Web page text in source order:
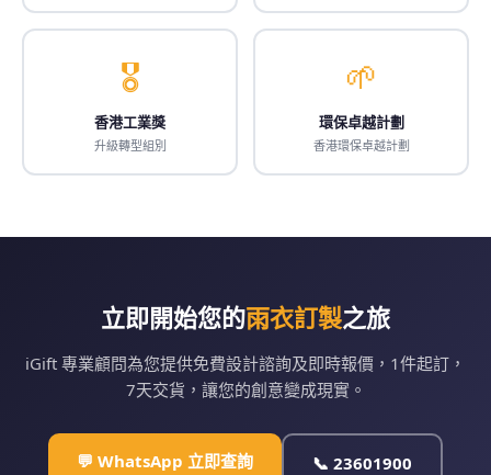
🎖️
香港工業獎
升級轉型組別
🌱
環保卓越計劃
香港環保卓越計劃
立即開始您的雨衣訂製之旅
iGift 專業顧問為您提供免費設計諮詢及即時報價，1件起訂，
7天交貨，讓您的創意變成現實。
💬 WhatsApp 立即查詢 📞 23601900